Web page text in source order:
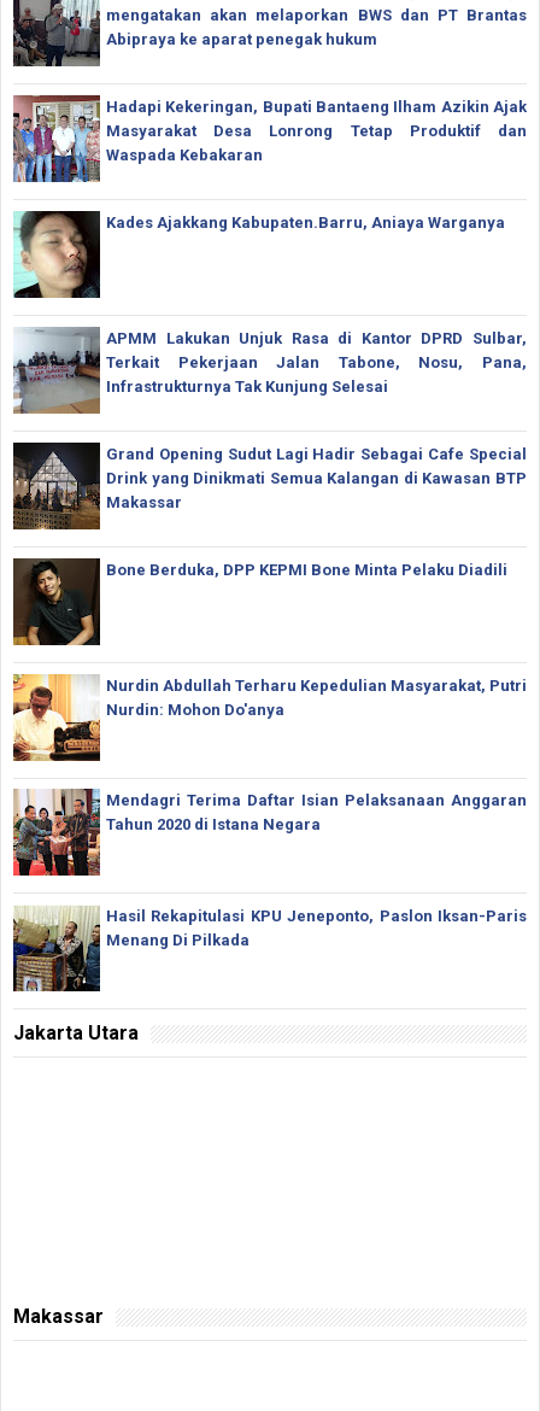
mengatakan akan melaporkan BWS dan PT Brantas
Abipraya ke aparat penegak hukum
Hadapi Kekeringan, Bupati Bantaeng Ilham Azikin Ajak
Masyarakat Desa Lonrong Tetap Produktif dan
Waspada Kebakaran
Kades Ajakkang Kabupaten.Barru, Aniaya Warganya
APMM Lakukan Unjuk Rasa di Kantor DPRD Sulbar,
Terkait Pekerjaan Jalan Tabone, Nosu, Pana,
Infrastrukturnya Tak Kunjung Selesai
Grand Opening Sudut Lagi Hadir Sebagai Cafe Special
Drink yang Dinikmati Semua Kalangan di Kawasan BTP
Makassar
Bone Berduka, DPP KEPMI Bone Minta Pelaku Diadili
Nurdin Abdullah Terharu Kepedulian Masyarakat, Putri
Nurdin: Mohon Do'anya
Mendagri Terima Daftar Isian Pelaksanaan Anggaran
Tahun 2020 di Istana Negara
Hasil Rekapitulasi KPU Jeneponto, Paslon Iksan-Paris
Menang Di Pilkada
Jakarta Utara
Makassar